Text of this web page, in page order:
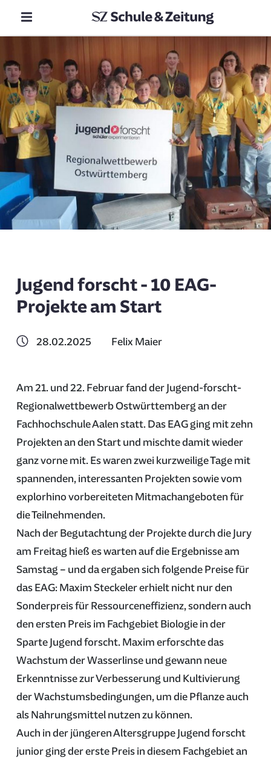
Jugend forscht - 10 EAG-
Projekte am Start
28.02.2025 Felix Maier
Am 21. und 22. Februar fand der Jugend-forscht-
Regionalwettbewerb Ostwürttemberg an der
Fachhochschule Aalen statt. Das EAG ging mit zehn
Projekten an den Start und mischte damit wieder
ganz vorne mit. Es waren zwei kurzweilige Tage mit
spannenden, interessanten Projekten sowie vom
explorhino vorbereiteten Mitmachangeboten für
die Teilnehmenden.
Nach der Begutachtung der Projekte durch die Jury
am Freitag hieß es warten auf die Ergebnisse am
Samstag – und da ergaben sich folgende Preise für
das EAG: Maxim Steckeler erhielt nicht nur den
Sonderpreis für Ressourceneffizienz, sondern auch
den ersten Preis im Fachgebiet Biologie in der
Sparte Jugend forscht. Maxim erforschte das
Wachstum der Wasserlinse und gewann neue
Erkenntnisse zur Verbesserung und Kultivierung
der Wachstumsbedingungen, um die Pflanze auch
als Nahrungsmittel nutzen zu können.
Auch in der jüngeren Altersgruppe Jugend forscht
junior ging der erste Preis in diesem Fachgebiet an